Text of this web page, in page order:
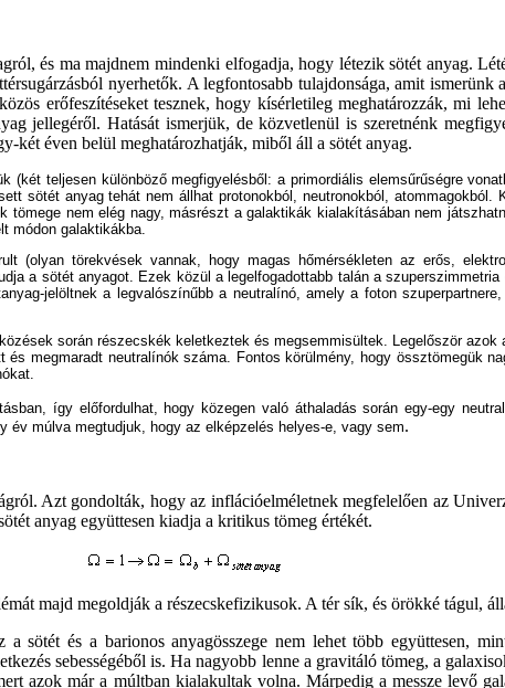
és ma majdnem mindenki elfogadja, hogy létezik sötét anyag.
nyerhetők. A legfontosabb tulajdonsága, amit
erőfeszítéseket tesznek, hogy kísérletileg meghatározzák, mi
jellegéről. Hatását ismerjük, de közvetlenül is szeretnénk
két éven belül meghatározhatják, miből áll a sötét anyag.
teljesen különböző megfigyelésből: a primordiális elemsűrűségre
sötét anyag tehát nem állhat protonokból, neutronokból,
nem elég nagy, másrészt a galaktikák kialakításában nem
módon galaktikákba.
(olyan törekvések vannak, hogy magas hőmérsékleten az erős,
a sötét anyagot. Ezek közül a legelfogadottabb talán a
jelöltnek a legvalószínűbb a neutralínó, amely a foton
során részecskék keletkeztek és megsemmisültek. Legelőször
megmaradt neutralínók száma. Fontos körülmény, hogy össztömegük
így előfordulhat, hogy közegen való áthaladás során egy-egy
év múlva megtudjuk, hogy az elképzelés helyes-e, vagy sem.
Azt gondolták, hogy az inflációelméletnek megfelelően az
anyag együttesen kiadja a kritikus tömeg értékét.
majd megoldják a részecskefizikusok. A tér sík, és örökké tágul,
sötét és a barionos anyagösszege nem lehet több együttesen,
sebességéből is. Ha nagyobb lenne a gravitáló tömeg, a
azok már a múltban kialakultak volna. Márpedig a messze levő